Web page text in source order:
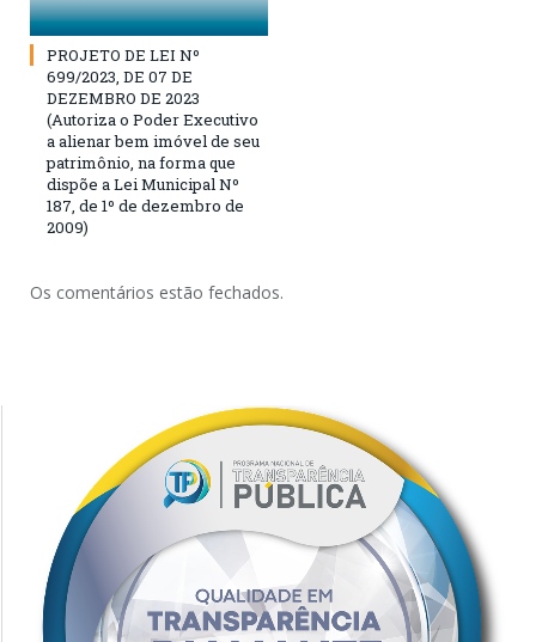
PROJETO DE LEI Nº
699/2023, DE 07 DE
DEZEMBRO DE 2023
(Autoriza o Poder Executivo
a alienar bem imóvel de seu
patrimônio, na forma que
dispõe a Lei Municipal Nº
187, de 1º de dezembro de
2009)
Os comentários estão fechados.